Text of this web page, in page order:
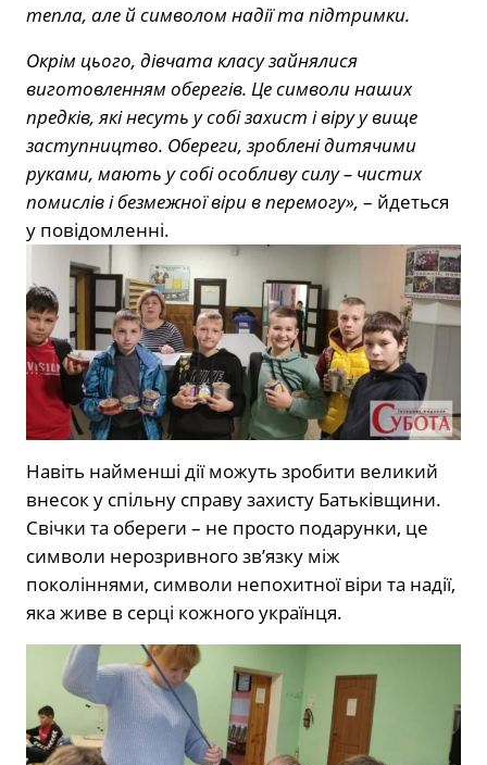
тепла, але й символом надії та підтримки.
Окрім цього, дівчата класу зайнялися
виготовленням оберегів. Це символи наших
предків, які несуть у собі захист і віру у вище
заступництво. Обереги, зроблені дитячими
руками, мають у собі особливу силу – чистих
помислів і безмежної віри в перемогу», – йдеться
у повідомленні.
Навіть найменші дії можуть зробити великий
внесок у спільну справу захисту Батьківщини.
Свічки та обереги – не просто подарунки, це
символи нерозривного зв’язку між
поколіннями, символи непохитної віри та надії,
яка живе в серці кожного українця.